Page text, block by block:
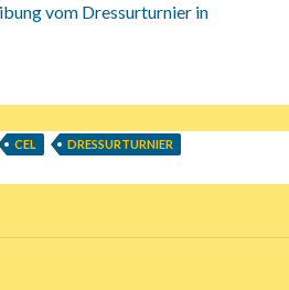
vom Dressurturnier in
in Weiswampach
CEL
DRESSURTURNIER